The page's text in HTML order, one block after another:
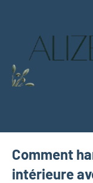
vert
Comment
intérieure